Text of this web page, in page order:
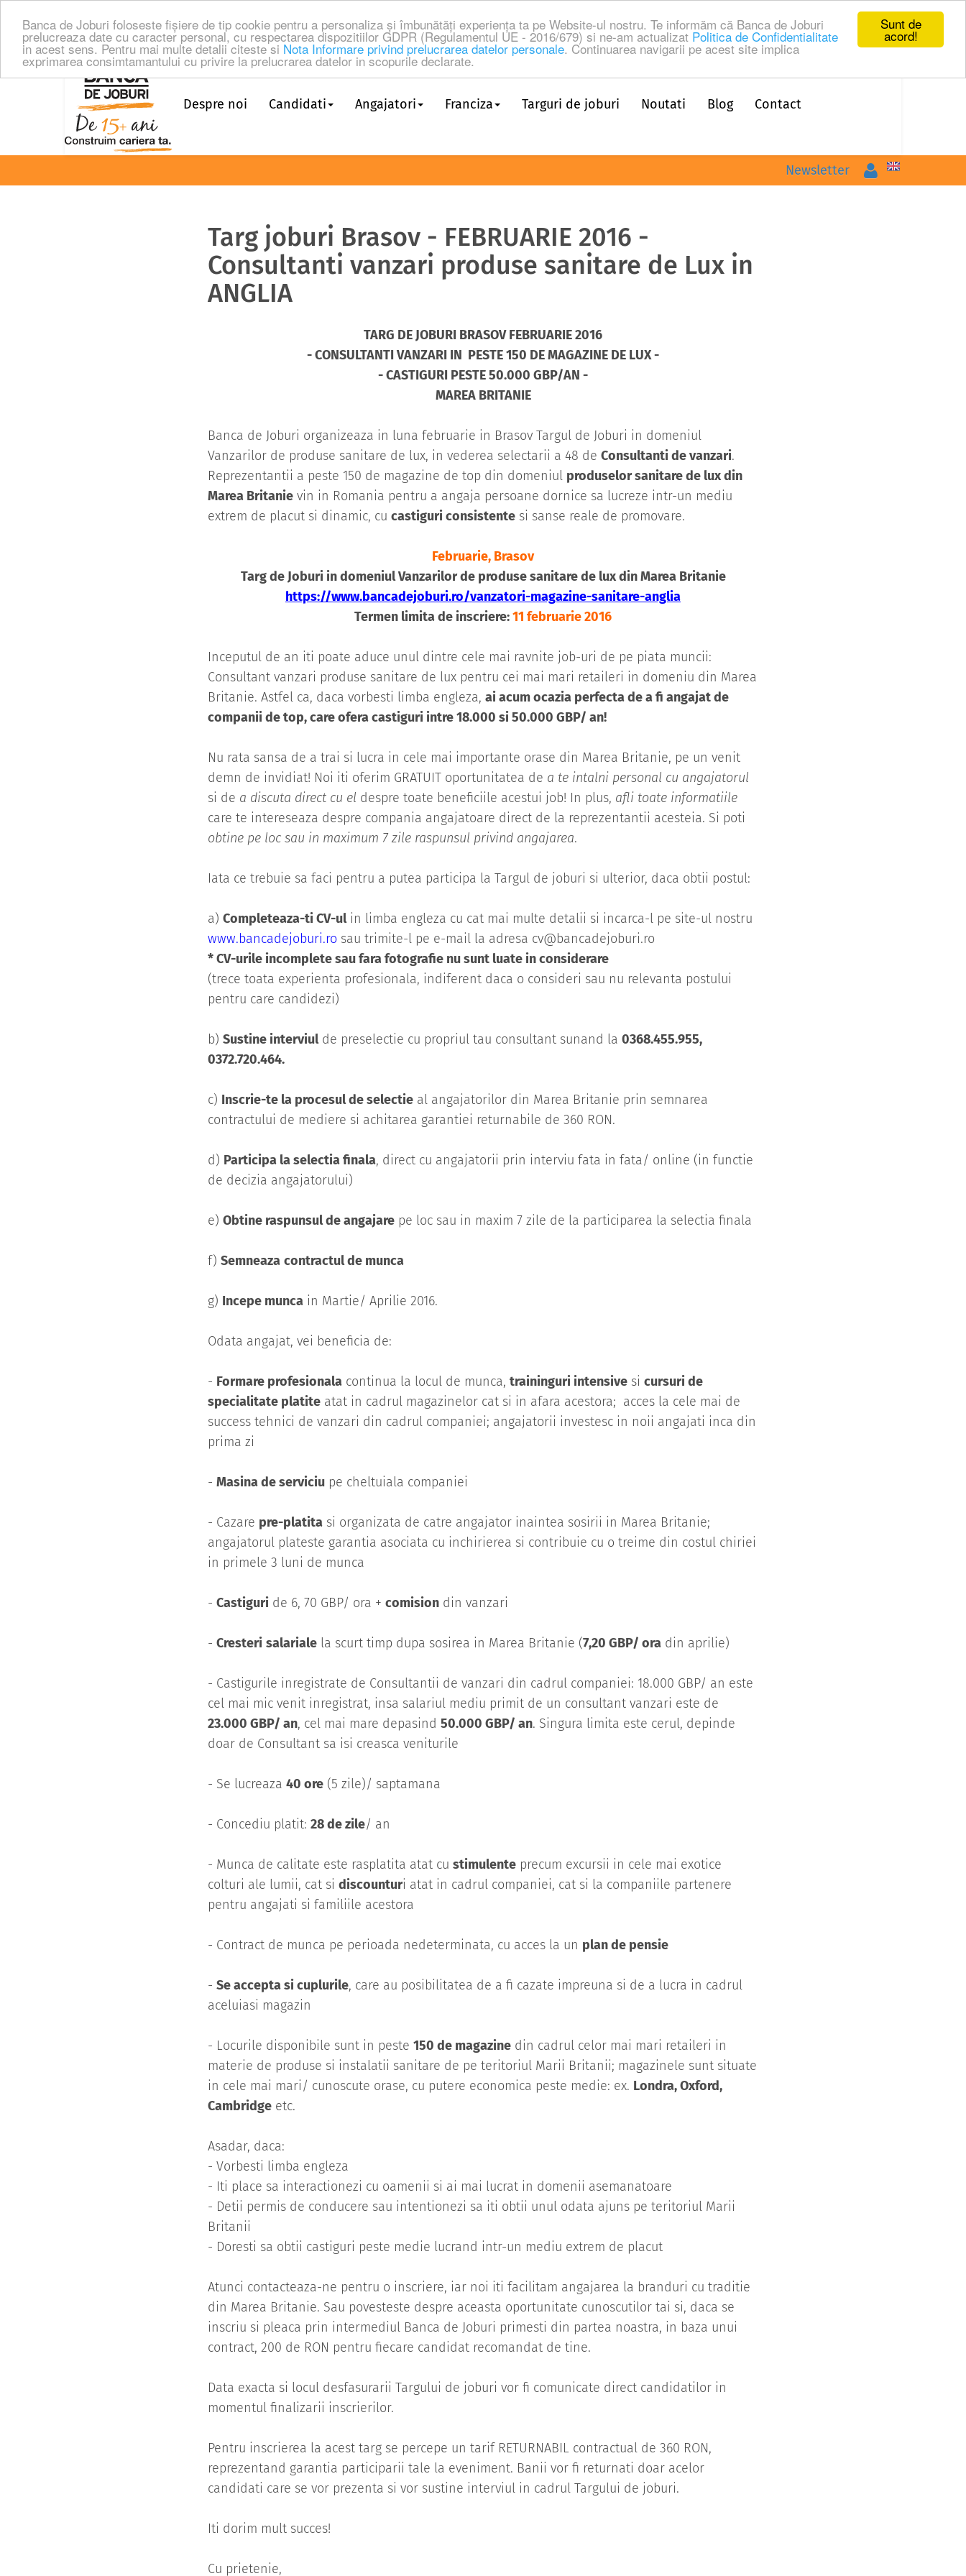
Sunt de
acord!
Banca de Joburi foloseste fişiere de tip cookie pentru a personaliza și îmbunătăți experiența ta pe Website-ul nostru. Te informăm că Banca de Joburi
prelucreaza date cu caracter personal, cu respectarea dispozitiilor GDPR (Regulamentul UE - 2016/679) si ne-am actualizat Politica de Confidentialitate
in acest sens. Pentru mai multe detalii citeste si Nota Informare privind prelucrarea datelor personale. Continuarea navigarii pe acest site implica
exprimarea consimtamantului cu privire la prelucrarea datelor in scopurile declarate.
Despre noi Candidati Angajatori Franciza Targuri de joburi Noutati Blog Contact
Newsletter Logare
Targ joburi Brasov - FEBRUARIE 2016 -
Consultanti vanzari produse sanitare de Lux in
ANGLIA
TARG DE JOBURI BRASOV FEBRUARIE 2016
- CONSULTANTI VANZARI IN PESTE 150 DE MAGAZINE DE LUX -
- CASTIGURI PESTE 50.000 GBP/AN -
MAREA BRITANIE
Banca de Joburi organizeaza in luna februarie in Brasov Targul de Joburi in domeniul
Vanzarilor de produse sanitare de lux, in vederea selectarii a 48 de Consultanti de vanzari.
Reprezentantii a peste 150 de magazine de top din domeniul produselor sanitare de lux din
Marea Britanie vin in Romania pentru a angaja persoane dornice sa lucreze intr-un mediu
extrem de placut si dinamic, cu castiguri consistente si sanse reale de promovare.
Februarie, Brasov
Targ de Joburi in domeniul Vanzarilor de produse sanitare de lux din Marea Britanie
https://www.bancadejoburi.ro/vanzatori-magazine-sanitare-anglia
Termen limita de inscriere:11 februarie 2016
Inceputul de an iti poate aduce unul dintre cele mai ravnite job-uri de pe piata muncii:
Consultant vanzari produse sanitare de lux pentru cei mai mari retaileri in domeniu din Marea
Britanie. Astfel ca, daca vorbesti limba engleza, ai acum ocazia perfecta de a fi angajat de
companii de top, care ofera castiguri intre 18.000 si 50.000 GBP/ an!
Nu rata sansa de a trai si lucra in cele mai importante orase din Marea Britanie, pe un venit
demn de invidiat! Noi iti oferim GRATUIT oportunitatea de a te intalni personal cu angajatorul
si de a discuta direct cu el despre toate beneficiile acestui job! In plus, afli toate informatiile
care te intereseaza despre compania angajatoare direct de la reprezentantii acesteia. Si poti
obtine pe loc sau in maximum 7 zile raspunsul privind angajarea.
Iata ce trebuie sa faci pentru a putea participa la Targul de joburi si ulterior, daca obtii postul:
a) Completeaza-ti CV-ulin limba engleza cu cat mai multe detalii si incarca-l pe site-ul nostru
www.bancadejoburi.ro sau trimite-l pe e-mail la adresa cv@bancadejoburi.ro
* CV-urile incomplete sau fara fotografie nu sunt luate in considerare
(trece toata experienta profesionala, indiferent daca o consideri sau nu relevanta postului
pentru care candidezi)
b) Sustine interviulde preselectie cu propriul tau consultant sunand la 0368.455.955,
0372.720.464.
c) Inscrie-te la procesul de selectie al angajatorilor din Marea Britanie prin semnarea
contractului de mediere si achitarea garantiei returnabile de 360 RON.
d) Participa la selectia finala, direct cu angajatorii prin interviu fata in fata/ online (in functie
de decizia angajatorului)
e) Obtine raspunsul de angajare pe loc sau in maxim 7 zile de la participarea la selectia finala
f) Semneaza contractul de munca
g) Incepe munca in Martie/ Aprilie 2016.
Odata angajat, vei beneficia de:
- Formare profesionala continua la locul de munca, traininguri intensive si cursuri de
specialitate platite atat in cadrul magazinelor cat si in afara acestora; acces la cele mai de
success tehnici de vanzari din cadrul companiei; angajatorii investesc in noii angajati inca din
prima zi
- Masina de serviciu pe cheltuiala companiei
- Cazare pre-platita si organizata de catre angajator inaintea sosirii in Marea Britanie;
angajatorul plateste garantia asociata cu inchirierea si contribuie cu o treime din costul chiriei
in primele 3 luni de munca
- Castiguri de 6, 70 GBP/ ora + comision din vanzari
- Cresteri salariale la scurt timp dupa sosirea in Marea Britanie (7,20 GBP/ ora din aprilie)
- Castigurile inregistrate de Consultantii de vanzari din cadrul companiei: 18.000 GBP/ an este
cel mai mic venit inregistrat, insa salariul mediu primit de un consultant vanzari este de
23.000 GBP/ an, cel mai mare depasind 50.000 GBP/ an. Singura limita este cerul, depinde
doar de Consultant sa isi creasca veniturile
- Se lucreaza 40 ore (5 zile)/ saptamana
- Concediu platit: 28 de zile/ an
- Munca de calitate este rasplatita atat cu stimulente precum excursii in cele mai exotice
colturi ale lumii, cat si discounturi atat in cadrul companiei, cat si la companiile partenere
pentru angajati si familiile acestora
- Contract de munca pe perioada nedeterminata, cu acces la un plan de pensie
- Se accepta si cuplurile, care au posibilitatea de a fi cazate impreuna si de a lucra in cadrul
aceluiasi magazin
- Locurile disponibile sunt in peste 150 de magazine din cadrul celor mai mari retaileri in
materie de produse si instalatii sanitare de pe teritoriul Marii Britanii; magazinele sunt situate
in cele mai mari/ cunoscute orase, cu putere economica peste medie: ex. Londra, Oxford,
Cambridge etc.
Asadar, daca:
- Vorbesti limba engleza
- Iti place sa interactionezi cu oamenii si ai mai lucrat in domenii asemanatoare
- Detii permis de conducere sau intentionezi sa iti obtii unul odata ajuns pe teritoriul Marii
Britanii
- Doresti sa obtii castiguri peste medie lucrand intr-un mediu extrem de placut
Atunci contacteaza-ne pentru o inscriere, iar noi iti facilitam angajarea la branduri cu traditie
din Marea Britanie. Sau povesteste despre aceasta oportunitate cunoscutilor tai si, daca se
inscriu si pleaca prin intermediul Banca de Joburi primesti din partea noastra, in baza unui
contract, 200 de RON pentru fiecare candidat recomandat de tine.
Data exacta si locul desfasurarii Targului de joburi vor fi comunicate direct candidatilor in
momentul finalizarii inscrierilor.
Pentru inscrierea la acest targ se percepe un tarif RETURNABIL contractual de 360 RON,
reprezentand garantia participarii tale la eveniment. Banii vor fi returnati doar acelor
candidati care se vor prezenta si vor sustine interviul in cadrul Targului de joburi.
Iti dorim mult succes!
Cu prietenie,